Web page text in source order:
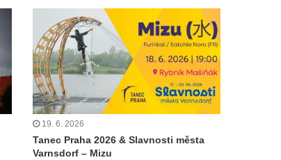
19. 6. 2026
Tanec Praha 2026 & Slavnosti města
Varnsdorf – Mizu